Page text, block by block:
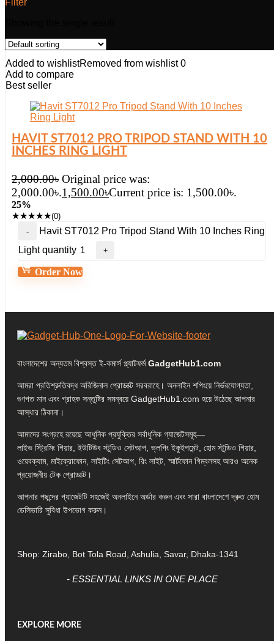
Filter
Added to wishlistRemoved from wishlist 0
Add to compare
Best seller
HAVIT ST7012 PRO TRIPOD STAND WITH 10
INCHES RING LIGHT
2,000.00৳ Original price was:
2,000.00৳.1,500.00৳Current price is: 1,500.00৳.
25%
★★★★★(0)
Havit ST7012 Pro Tripod Stand With 10 Inches Ring
Light quantity
Order Now
বাংলাদেশের অন্যতম বিশ্বস্ত ই-কমার্স প্ল্যাটফর্মGadgetHub1.com
আমরা প্রতিশ্রুতিবদ্ধ অরিজিনাল প্রোডাক্ট সরবরাহে। অনলাইন শপিংয়ে নির্ভরযোগ্যতা,
গুণগত মান এবং গ্রাহক সন্তুষ্টির সমন্বয়ে GadgetHub1.com হয়ে উঠেছে আপনার
আস্থার ঠিকানা।
আমাদের সংগ্রহে রয়েছে আধুনিক প্রযুক্তির সর্বাধুনিক গ্যাজেটসমূহ—
লাইভ স্ট্রিমিং গিয়ার, ইউটিউব স্টুডিও সেটআপ, ভ্লগিং ইকুইপমেন্ট, হোম স্টুডিও গিয়ার,
ওয়েবক্যাম, মাইক্রোফোন, লাইটিং সেটআপ, রিং লাইট, স্মার্টফোন গিম্বলসহ আরও অনেক
প্রয়োজনীয় টেক প্রোডাক্ট।
আপনার পছন্দের গ্যাজেটটি সহজেই অনলাইনে অর্ডার করুন এবং সারা বাংলাদেশে দ্রুত হোম
ডেলিভারি সুবিধা উপভোগ করুন।
Shop: Zirabo, Bot Tola Road, Ashulia, Savar, Dhaka-1341
- ESSENTIAL LINKS IN ONE PLACE
EXPLORE MORE